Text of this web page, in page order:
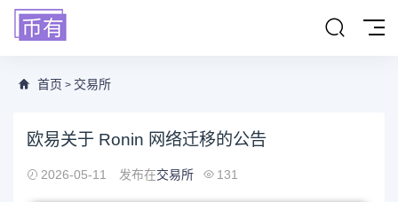
首页 > 交易所
欧易关于 Ronin 网络迁移的公告
2026-05-11 发布在交易所 131